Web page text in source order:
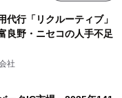
代行「リクルーティブ」
良野・ニセコの人手不足
社